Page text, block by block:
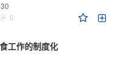
0
工作的制度化